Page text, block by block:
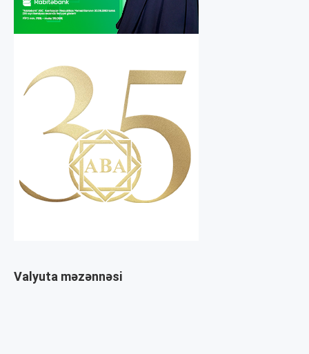
Valyuta məzənnəsi